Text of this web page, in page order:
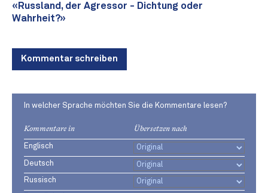
«Russland, der Agressor - Dichtung oder
Wahrheit?»
Kommentar schreiben
In welcher Sprache möchten Sie die Kommentare lesen?
Kommentare in Übersetzen nach
Englisch
Deutsch
Russisch